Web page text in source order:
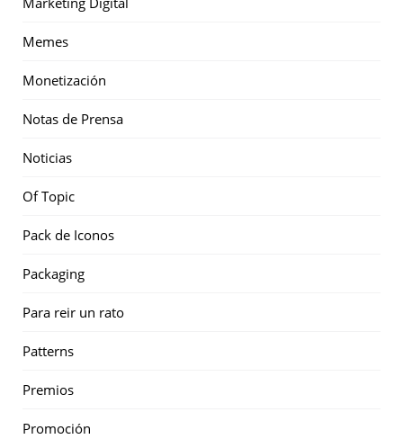
Memes
Monetización
Notas de Prensa
Noticias
Of Topic
Pack de Iconos
Packaging
Para reir un rato
Patterns
Premios
Promoción